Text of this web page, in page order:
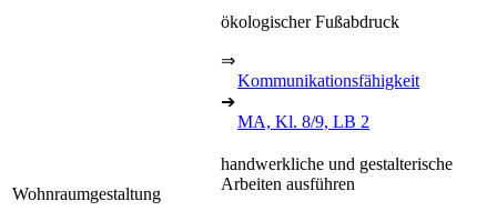
ökologischer Fußabdruck
⇒
Kommunikationsfähigkeit
➔
MA, Kl. 8/9, LB 2
Wohnraumgestaltung
handwerkliche und gestalterische
Arbeiten ausführen